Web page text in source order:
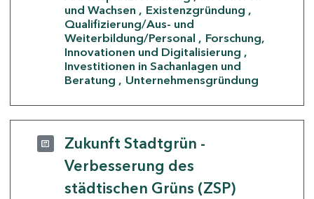
und Wachsen
Existenzgründung
Qualifizierung/Aus- und
Weiterbildung/Personal
Forschung,
Innovationen und Digitalisierung
Investitionen in Sachanlagen und
Beratung
Unternehmensgründung
Zukunft Stadtgrün -
Verbesserung des
städtischen Grüns (ZSP)